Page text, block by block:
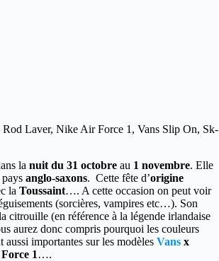
Laver, Nike Air Force 1, Vans Slip On, Sk-
la nuit du 31 octobre au 1 novembre. Elle
anglo-saxons. Cette fête d’origine
la Toussaint…. A cette occasion on peut voir
(sorcières, vampires etc…). Son
citrouille (en référence à la légende irlandaise
aurez donc compris pourquoi les couleurs
aussi importantes sur les modèles Vans x
1….